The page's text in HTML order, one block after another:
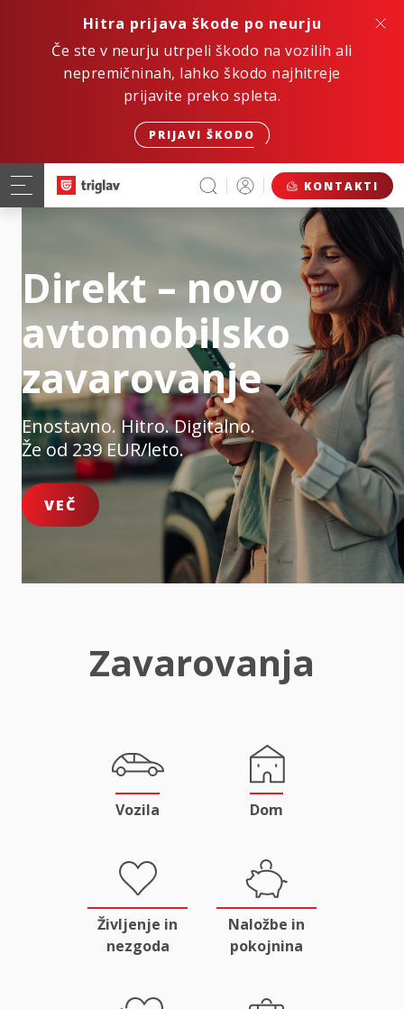
Hitra prijava škode po neurju
Če ste v neurju utrpeli škodo na vozilih ali
nepremičninah, lahko škodo najhitreje
prijavite preko spleta.
PRIJAVI ŠKODO
KONTAKTI
Direkt – novo
avtomobilsko
zavarovanje
Enostavno. Hitro. Digitalno.
Že od 239 EUR/leto.
VEČ
Zavarovanja
Vozila Dom
Življenje in
nezgoda
Naložbe in
pokojnina